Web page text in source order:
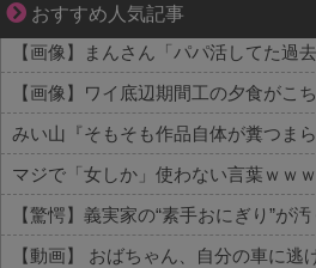
おすすめ人気記事
1420gの娘がくれた“生きる力”。
【画像】ワイ底辺期間工の夕食がこ
【動画】 おばちゃん、自分の車に逃